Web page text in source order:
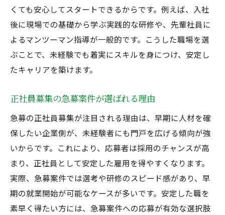
くても安心してスタートできるからです。例えば、入社
後に現場での基礎から学ぶ実践的な研修や、先輩社員に
よるマンツーマン指導が一般的です。こうした職場を選
ぶことで、未経験でも着実にスキルを身につけ、安定し
たキャリアを築けます。
正社員募集の急募案件が選ばれる理由
急募の正社員募集が注目される理由は、早期に人材を確
保したい企業側が、未経験者にも門戸を広げる傾向が強
いからです。これにより、応募者は採用のチャンスが高
まり、正社員として安定した雇用を得やすくなります。
実際、急募案件では選考や研修のスピード感があり、早
期の就業開始が可能なケースが多いです。安定した職を
素早く得たい方には、急募案件への応募が有効な選択肢